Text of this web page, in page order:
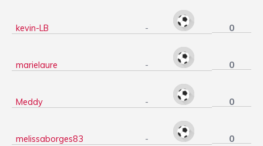
kevin-LB - 0
marielaure - 0
Meddy - 0
melissaborges83 - 0